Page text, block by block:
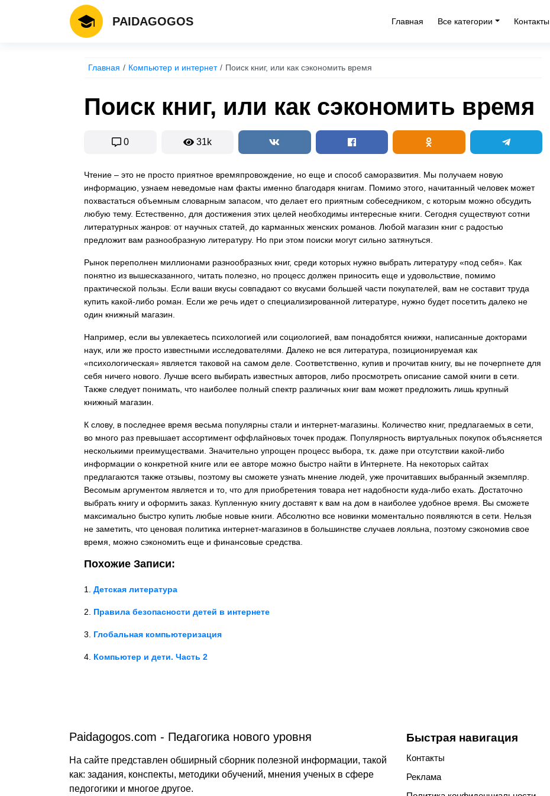
PAIDAGOGOS Главная Все категории Контакты
Главная Компьютер и интернет Поиск книг, или как сэкономить время
Поиск книг, или как сэкономить время
0 31k
Чтение – это не просто приятное времяпровождение, но еще и способ саморазвития. Мы получаем новую
информацию, узнаем неведомые нам факты именно благодаря книгам. Помимо этого, начитанный человек может
похвастаться объемным словарным запасом, что делает его приятным собеседником, с которым можно обсудить
любую тему. Естественно, для достижения этих целей необходимы интересные книги. Сегодня существуют сотни
литературных жанров: от научных статей, до карманных женских романов. Любой магазин книг с радостью
предложит вам разнообразную литературу. Но при этом поиски могут сильно затянуться.
Рынок переполнен миллионами разнообразных книг, среди которых нужно выбрать литературу «под себя». Как
понятно из вышесказанного, читать полезно, но процесс должен приносить еще и удовольствие, помимо
практической пользы. Если ваши вкусы совпадают со вкусами большей части покупателей, вам не составит труда
купить какой-либо роман. Если же речь идет о специализированной литературе, нужно будет посетить далеко не
один книжный магазин.
Например, если вы увлекаетесь психологией или социологией, вам понадобятся книжки, написанные докторами
наук, или же просто известными исследователями. Далеко не вся литература, позиционируемая как
«психологическая» является таковой на самом деле. Соответственно, купив и прочитав книгу, вы не почерпнете для
себя ничего нового. Лучше всего выбирать известных авторов, либо просмотреть описание самой книги в сети.
Также следует понимать, что наиболее полный спектр различных книг вам может предложить лишь крупный
книжный магазин.
К слову, в последнее время весьма популярны стали и интернет-магазины. Количество книг, предлагаемых в сети,
во много раз превышает ассортимент оффлайновых точек продаж. Популярность виртуальных покупок объясняется
несколькими преимуществами. Значительно упрощен процесс выбора, т.к. даже при отсутствии какой-либо
информации о конкретной книге или ее авторе можно быстро найти в Интернете. На некоторых сайтах
предлагаются также отзывы, поэтому вы сможете узнать мнение людей, уже прочитавших выбранный экземпляр.
Весомым аргументом является и то, что для приобретения товара нет надобности куда-либо ехать. Достаточно
выбрать книгу и оформить заказ. Купленную книгу доставят к вам на дом в наиболее удобное время. Вы сможете
максимально быстро купить любые новые книги. Абсолютно все новинки моментально появляются в сети. Нельзя
не заметить, что ценовая политика интернет-магазинов в большинстве случаев лояльна, поэтому сэкономив свое
время, можно сэкономить еще и финансовые средства.
Похожие Записи:
Детская литература
Правила безопасности детей в интернете
Глобальная компьютеризация
Компьютер и дети. Часть 2
Paidagogos.com - Педагогика нового уровня
На сайте представлен обширный сборник полезной информации, такой
как: задания, конспекты, методики обучений, мнения ученых в сфере
педогогики и многое другое.
Быстрая навигация
Контакты
Реклама